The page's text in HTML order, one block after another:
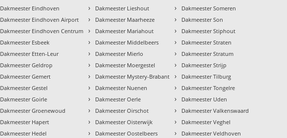
Dakmeester Eindhoven
Dakmeester Eindhoven Airport
Dakmeester Eindhoven Centrum
Dakmeester Esbeek
Dakmeester Etten-Leur
Dakmeester Geldrop
Dakmeester Gemert
Dakmeester Gestel
Dakmeester Goirle
Dakmeester Groenewoud
Dakmeester Hapert
Dakmeester Hedel
› Dakmeester Lieshout
› Dakmeester Maarheeze
› Dakmeester Mariahout
› Dakmeester Middelbeers
› Dakmeester Mierlo
› Dakmeester Moergestel
› Dakmeester Mystery-Brabant
› Dakmeester Nuenen
› Dakmeester Oerle
› Dakmeester Oirschot
› Dakmeester Oisterwijk
› Dakmeester Oostelbeers
› Dakmeester Someren
› Dakmeester Son
› Dakmeester Stiphout
› Dakmeester Straten
› Dakmeester Stratum
› Dakmeester Strijp
› Dakmeester Tilburg
› Dakmeester Tongelre
› Dakmeester Uden
› Dakmeester Valkenswaard
› Dakmeester Veghel
› Dakmeester Veldhoven